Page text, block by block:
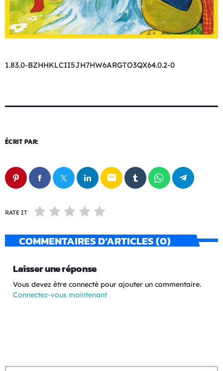
1.83.0-BZHHKLCII5JH7HW6ARGTO3QX64.0.2-0
ÉCRIT PAR:
email
RATE IT
COMMENTAIRES D’ARTICLES (0)
Laisser une réponse
Vous devez être connecté pour ajouter un commentaire.
Connectez-vous maintenant